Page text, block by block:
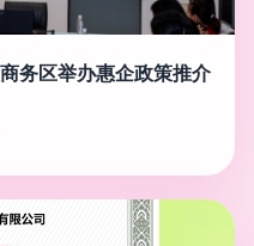
务区举办惠企政策推介